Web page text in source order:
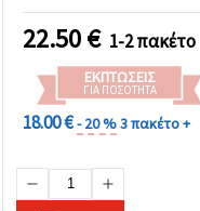
22.50€ 1-2 πακέτο
ΕΚΠΤΏΣΕΙΣ
ΓΙΑ ΠΟΣΌΤΗΤΑ
18.00 €- 20 %3 πακέτο +